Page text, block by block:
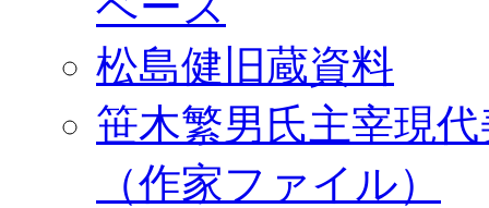
松島健旧蔵資料
笹木繁男氏主宰現
（作家ファイル）